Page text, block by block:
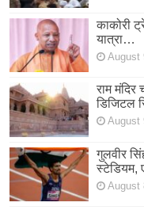
काकोरी
यात्रा…
August
राम मंदिर
डिजिटल
August
गुलवीर
स्टेडियम,
August